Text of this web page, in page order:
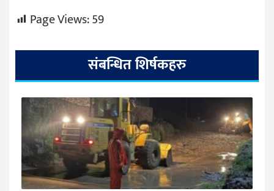
Page Views:59
संबन्धित शिर्षकहरु